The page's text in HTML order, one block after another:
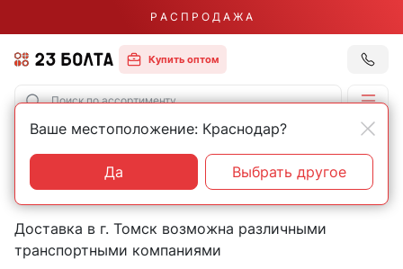
Р А С П Р О Д А Ж А
Купить оптом
Главная Контакты Томск
Пункты выдачи товаров в
городе Томск
Доставка в г. Томск возможна различными
транспортными компаниями
Ваше местоположение: Краснодар?
Да Выбрать другое